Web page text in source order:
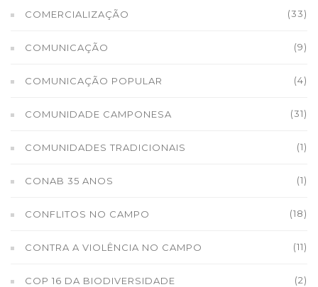
COMERCIALIZAÇÃO (33)
COMUNICAÇÃO (9)
COMUNICAÇÃO POPULAR (4)
COMUNIDADE CAMPONESA (31)
COMUNIDADES TRADICIONAIS (1)
CONAB 35 ANOS (1)
CONFLITOS NO CAMPO (18)
CONTRA A VIOLÊNCIA NO CAMPO (11)
COP 16 DA BIODIVERSIDADE (2)